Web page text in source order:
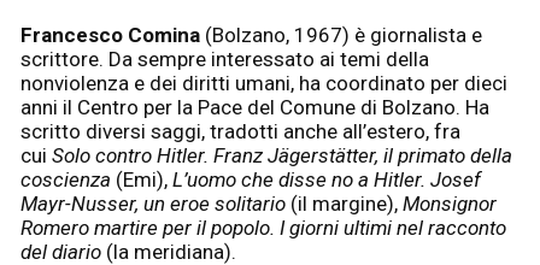
Francesco Comina (Bolzano, 1967) è giornalista e
scrittore. Da sempre interessato ai temi della
nonviolenza e dei diritti umani, ha coordinato per dieci
anni il Centro per la Pace del Comune di Bolzano. Ha
scritto diversi saggi, tradotti anche all’estero, fra
cui Solo contro Hitler. Franz Jägerstätter, il primato della
coscienza (Emi), L’uomo che disse no a Hitler. Josef
Mayr-Nusser, un eroe solitario (il margine), Monsignor
Romero martire per il popolo. I giorni ultimi nel racconto
del diario (la meridiana).